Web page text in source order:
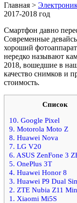
Главная >
2017-2018 год
Смартфон давно
Современные
хороший
нередко называют
2018, вошедшие в
качество снимков и
стоимость.
Список
10. Google Pixel
9. Motorola Moto Z
8. Huawei Nova
7. LG V20
6. ASUS ZenFone 3
5. OnePlus 3T
4. Huawei Honor 8
3. Huawei P9 Dual
2. ZTE Nubia Z11
1. Xiaomi Mi5S